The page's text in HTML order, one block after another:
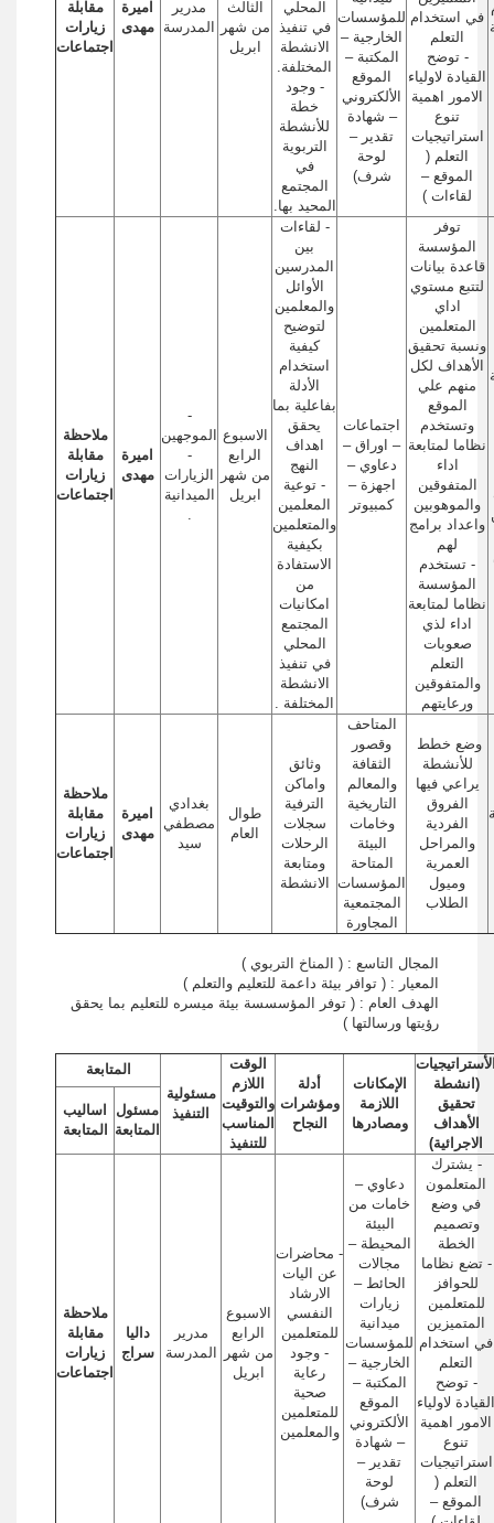
في استخدام
التعلم
- توضح
القيادة لاولياء
الامور اهمية
تنوع
استراتيجيات
التعلم (
الموقع –
لقاءات )
للمؤسسات
الخارجية –
المكتبة –
الموقع
الألكتروني
– شهادة
تقدير –
لوحة
شرف)
المحلي
في تنفيذ
الانشطة
المختلفة.
- وجود
خطة
للأنشطة
التربوية
في
المجتمع
المحيد بها.
الثالث
من شهر
ابريل
مدرير
المدرسة
اميرة
مهدى
مقابلة
زيارات
اجتماعات
توفر
المؤسسة
قاعدة بيانات
لتتبع مستوي
اداي
المتعلمين
ونسبة تحقيق
الأهداف لكل
منهم علي
الموقع
وتستخدم
نظاما لمتابعة
اداء
المتفوقين
والموهوبين
واعداد برامج
لهم
- تستخدم
المؤسسة
نظاما لمتابعة
اداء لذي
صعوبات
التعلم
والمتفوقين
ورعايتهم
اجتماعات
– اوراق –
دعاوي –
اجهزة –
كمبيوتر
- لقاءات
بين
المدرسين
الأوائل
والمعلمين
لتوضيح
كيفية
استخدام
الأدلة
بفاعلية بما
يحقق
اهداف
النهج
- توعية
المعلمين
والمتعلمين
بكيفية
الاستفادة
من
امكانيات
المجتمع
المحلي
في تنفيذ
الانشطة
المختلفة .
الاسبوع
الرابع
من شهر
ابريل
-
الموجهين
-
الزيارات
الميدانية
اميرة
مهدى
ملاحظة
مقابلة
زيارات
اجتماعات
وضع خطط
للأنشطة
يراعي فيها
الفروق
الفردية
والمراحل
العمرية
وميول
الطلاب
المتاحف
وقصور
الثقافة
والمعالم
التاريخية
وخامات
البيئة
المتاحة
المؤسسات
المجتمعية
المجاورة
وثائق
واماكن
الترفية
سجلات
الرحلات
ومتابعة
الانشطة
طوال
العام
بغدادي
مصطفي
سيد
اميرة
مهدى
ملاحظة
مقابلة
زيارات
اجتماعات
المجال التاسع : ( المناخ التربوي )
المعيار : ( توافر بيئة داعمة للتعليم والتعلم )
الهدف العام : ( توفر المؤسسسة بيئة ميسره للتعليم بما يحقق
رؤيتها ورسالتها )
(انشطة
تحقيق
الأهداف
الاجرائية)
الإمكانات
اللازمة
ومصادرها
أدلة
ومؤشرات
النجاح
الوقت
اللازم
والتوقيت
المناسب
للتنفيذ
مسئولية
التنفيذ
المتابعة
مسئول
المتابعة
اساليب
المتابعة
- يشترك
المتعلمون
في وضع
وتصميم
الخطة
- تضع نظاما
للحوافز
للمتعلمين
المتميزين
في استخدام
التعلم
- توضح
القيادة لاولياء
الامور اهمية
تنوع
استراتيجيات
التعلم (
الموقع –
دعاوي –
خامات من
البيئة
المحيطة –
مجالات
الحائط –
زيارات
ميدانية
للمؤسسات
الخارجية –
المكتبة –
الموقع
الألكتروني
– شهادة
تقدير –
لوحة
شرف)
- محاضرات
عن اليات
الارشاد
النفسي
للمتعلمين
- وجود
رعاية
صحية
للمتعلمين
والمعلمين
الاسبوع
الرابع
من شهر
ابريل
مدرير
المدرسة
داليا
سراج
ملاحظة
مقابلة
زيارات
اجتماعات